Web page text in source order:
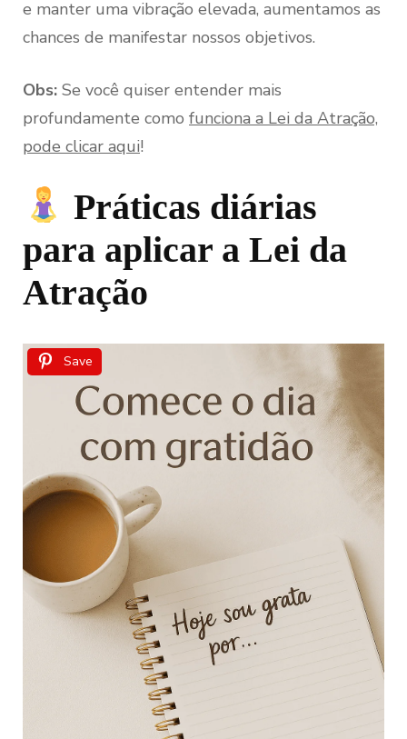
e manter uma vibração elevada, aumentamos as
chances de manifestar nossos objetivos.
Obs: Se você quiser entender mais
profundamente como funciona a Lei da Atração,
pode clicar aqui!
Práticas diárias
para aplicar a Lei da
Atração
Save